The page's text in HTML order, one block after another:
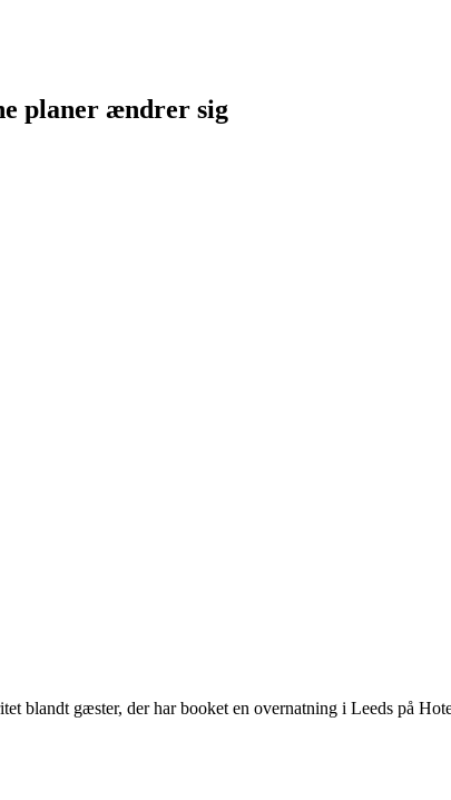
planer ændrer sig
blandt gæster, der har booket en overnatning i Leeds på